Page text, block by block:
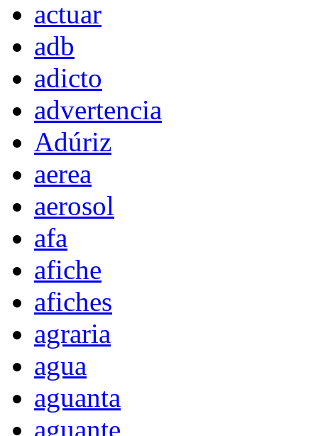
actuar
adb
adicto
advertencia
Adúriz
aerea
aerosol
afa
afiche
afiches
agraria
agua
aguanta
aguante